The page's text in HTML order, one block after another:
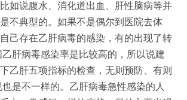
如说腹水、消化道出血、肝性脑病等并
不典型的。如果不是偶尔到医院去体
己存在乙肝病毒的感染，有的出现了转
肝病毒感染率是比较高的，所以说建
乙肝五项指标的检查，无则预防、有则
是不一样的。乙肝病毒急性感染的人